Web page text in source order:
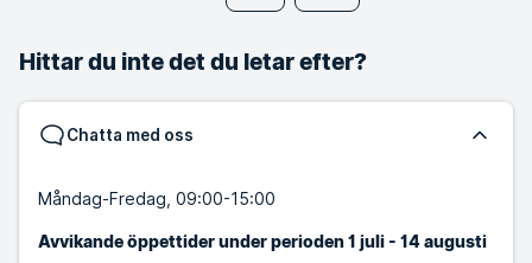
Hittar du inte det du letar efter?
Chatta med oss
Måndag-Fredag, 09:00-15:00
Avvikande öppettider under perioden 1 juli - 14 augusti